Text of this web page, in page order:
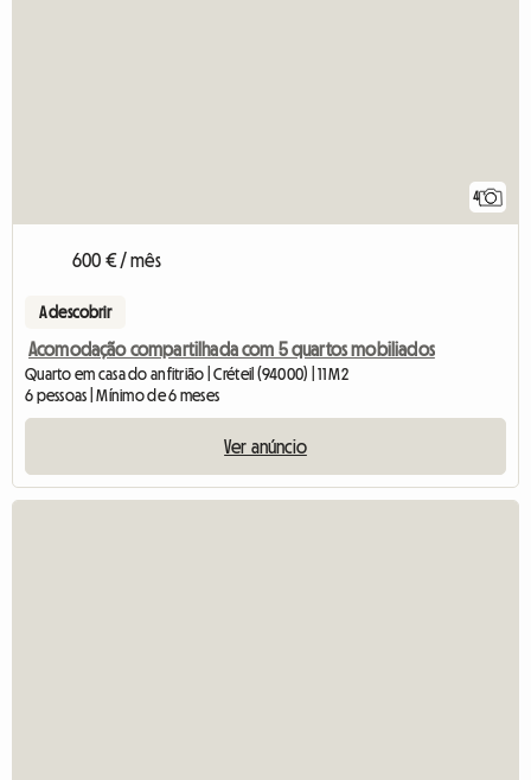
4
600 € / mês
A descobrir
Acomodação compartilhada com 5 quartos mobiliados
Quarto em casa do anfitrião | Créteil (94000) | 11 M2
6 pessoas | Mínimo de 6 meses
Ver anúncio